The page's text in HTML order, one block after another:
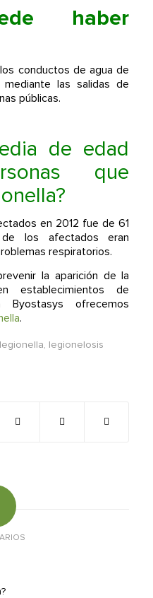
haber
conductos de agua de
las salidas de
públicas.
de edad
que
en 2012 fue de 61
los afectados eran
respiratorios.
la aparición de la
establecimientos de
ofrecemos
.
legionella, legionelosis